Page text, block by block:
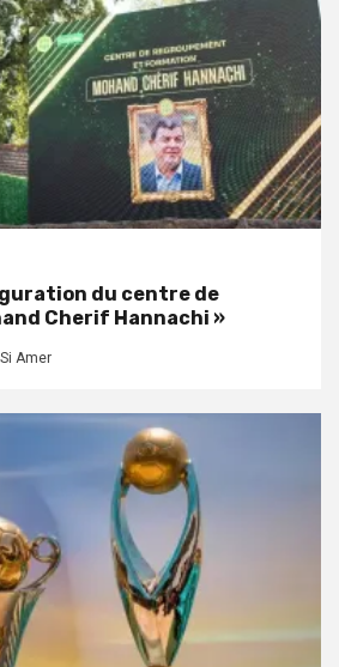
du centre de
Cherif Hannachi »
Amer